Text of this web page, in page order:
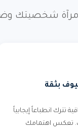
شخصيتك
بثقة
تترك انطباعاً إيجابياً
تعكس اهتمامك